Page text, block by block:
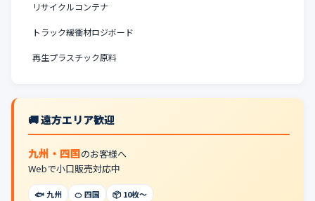
リサイクルコンテナ
トラック緩衝材ロジボード
再生プラスチック原料
🚚 遠方エリア歓迎
九州・四国のお客様へ
Webで小口販売対応中
🐟 九州 🍊 四国 📦 10枚〜